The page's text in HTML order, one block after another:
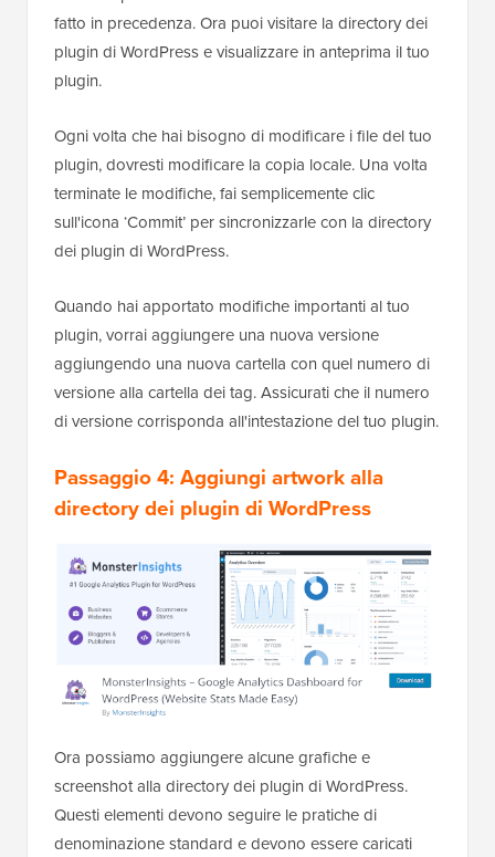
fatto in precedenza. Ora puoi visitare la directory dei
plugin di WordPress e visualizzare in anteprima il tuo
plugin.
Ogni volta che hai bisogno di modificare i file del tuo
plugin, dovresti modificare la copia locale. Una volta
terminate le modifiche, fai semplicemente clic
sull'icona ‘Commit’ per sincronizzarle con la directory
dei plugin di WordPress.
Quando hai apportato modifiche importanti al tuo
plugin, vorrai aggiungere una nuova versione
aggiungendo una nuova cartella con quel numero di
versione alla cartella dei tag. Assicurati che il numero
di versione corrisponda all'intestazione del tuo plugin.
Passaggio 4: Aggiungi artwork alla
directory dei plugin di WordPress
Ora possiamo aggiungere alcune grafiche e
screenshot alla directory dei plugin di WordPress.
Questi elementi devono seguire le pratiche di
denominazione standard e devono essere caricati